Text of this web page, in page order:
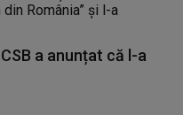
a anunțat că l-a